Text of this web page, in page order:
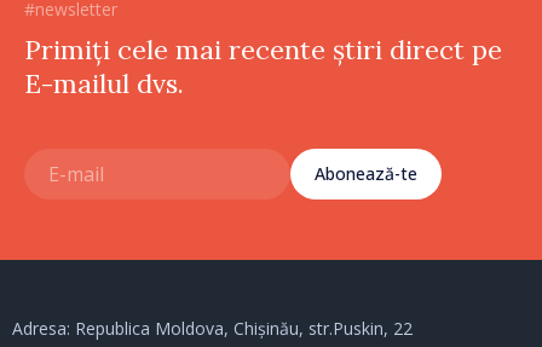
#newsletter
Primiți cele mai recente știri direct pe
E-mailul dvs.
Abonează-te
Adresa: Republica Moldova, Chișinău, str.Puskin, 22